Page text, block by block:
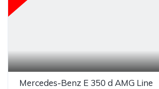
Mercedes-Benz E 350 d AMG Line